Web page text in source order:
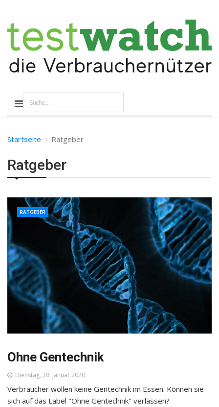
Startseite Ratgeber
Ratgeber
Ohne Gentechnik
RATGEBER
Dienstag, 28. Januar 2020
Verbraucher wollen keine Gentechnik im Essen. Können sie
sich auf das Label "Ohne Gentechnik" verlassen?